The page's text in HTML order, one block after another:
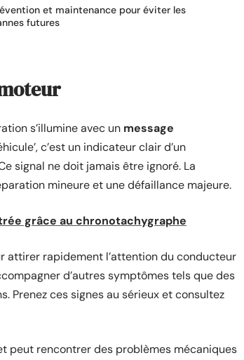
et maintenance pour éviter les
futures
s’illumine avec un message
c’est un indicateur clair d’un
signal ne doit jamais être ignoré. La
mineure et une défaillance majeure.
grâce au chronotachygraphe
attirer rapidement l’attention du conducteur
d’autres symptômes tels que des
Prenez ces signes au sérieux et consultez
peut rencontrer des problèmes mécaniques